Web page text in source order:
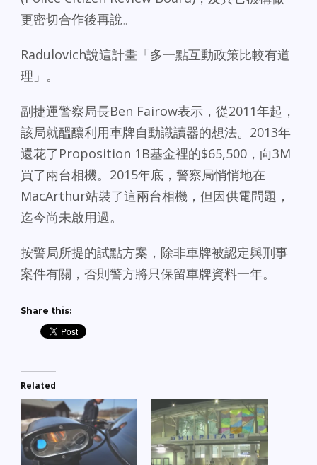
更密切合作後再說。
Radulovich說這計畫「多一點互動政策比較有道
理」。
副捷運警察局長Ben Fairow表示，從2011年起，
該局就醞釀利用車牌自動識讀器的想法。2013年
還花了Proposition 1B基金裡的$65,500，向3M
買了兩台相機。2015年底，警察局悄悄地在
MacArthur站裝了這兩台相機，但因供電問題，
迄今尚未啟用過。
按警局所提的試點方案，除非車牌被認定與刑事
案件有關，否則警方將只保留車牌資料一年。
Share this:
Related